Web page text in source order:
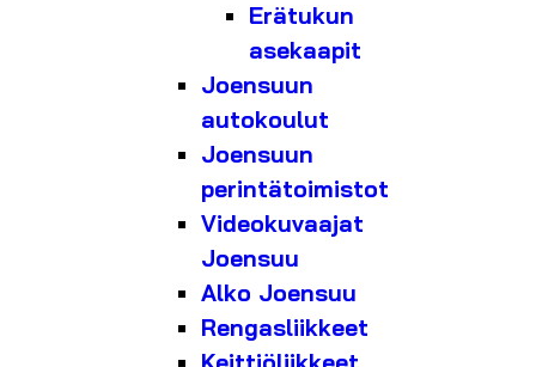
Erätukun
asekaapit
Joensuun
autokoulut
Joensuun
perintätoimistot
Videokuvaajat
Joensuu
Alko Joensuu
Rengasliikkeet